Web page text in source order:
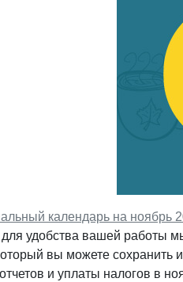
календарь на ноябрь
удобства вашей работы
вы можете сохранить
и уплаты налогов в